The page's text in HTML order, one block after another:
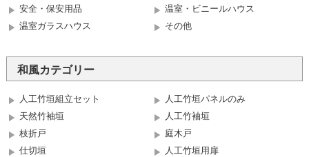
安全・保安用品
温室・ビニールハウス
温室ガラスハウス
その他
和風カテゴリー
人工竹垣組立セット
人工竹垣パネルのみ
天然竹袖垣
人工竹袖垣
枝折戸
庭木戸
仕切垣
人工竹垣用扉